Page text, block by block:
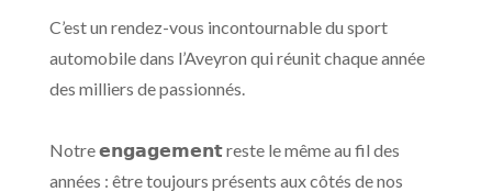
C’est un rendez-vous incontournable du sport
automobile dans l’Aveyron qui réunit chaque année
des milliers de passionnés.
Notre 𝗲𝗻𝗴𝗮𝗴𝗲𝗺𝗲𝗻𝘁 reste le même au fil des
années : être toujours présents aux côtés de nos